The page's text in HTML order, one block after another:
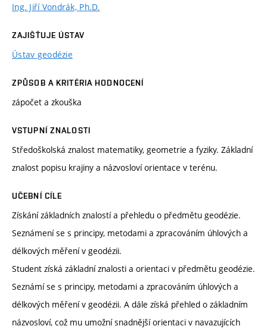
Ing. Jiří Vondrák, Ph.D.
ZAJIŠŤUJE ÚSTAV
Ústav geodézie
ZPŮSOB A KRITÉRIA HODNOCENÍ
zápočet a zkouška
VSTUPNÍ ZNALOSTI
Středoškolská znalost matematiky, geometrie a fyziky. Základní
znalost popisu krajiny a názvosloví orientace v terénu.
UČEBNÍ CÍLE
Získání základních znalostí a přehledu o předmětu geodézie.
Seznámení se s principy, metodami a zpracováním úhlových a
délkových měření v geodézii.
Student získá základní znalosti a orientaci v předmětu geodézie.
Seznámí se s principy, metodami a zpracováním úhlových a
délkových měření v geodézii. A dále získá přehled o základním
názvosloví, což mu umožní snadnější orientaci v navazujících